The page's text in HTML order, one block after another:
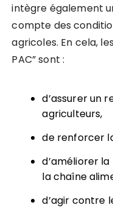
intègre également
compte des
agricoles. En cela,
PAC” sont :
d’assurer un
agriculteurs,
de renforcer
d’améliorer
la chaîne
d’agir contre